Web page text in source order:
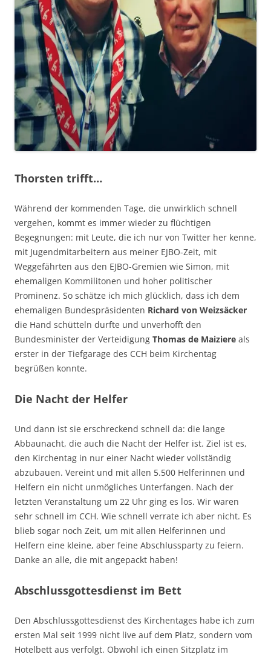
Thorsten trifft…
Während der kommenden Tage, die unwirklich schnell
vergehen, kommt es immer wieder zu flüchtigen
Begegnungen: mit Leute, die ich nur von Twitter her kenne,
mit Jugendmitarbeitern aus meiner EJBO-Zeit, mit
Weggefährten aus den EJBO-Gremien wie Simon, mit
ehemaligen Kommilitonen und hoher politischer
Prominenz. So schätze ich mich glücklich, dass ich dem
ehemaligen Bundespräsidenten Richard von Weizsäcker
die Hand schütteln durfte und unverhofft den
Bundesminister der Verteidigung Thomas de Maiziere als
erster in der Tiefgarage des CCH beim Kirchentag
begrüßen konnte.
Die Nacht der Helfer
Und dann ist sie erschreckend schnell da: die lange
Abbaunacht, die auch die Nacht der Helfer ist. Ziel ist es,
den Kirchentag in nur einer Nacht wieder vollständig
abzubauen. Vereint und mit allen 5.500 Helferinnen und
Helfern ein nicht unmögliches Unterfangen. Nach der
letzten Veranstaltung um 22 Uhr ging es los. Wir waren
sehr schnell im CCH. Wie schnell verrate ich aber nicht. Es
blieb sogar noch Zeit, um mit allen Helferinnen und
Helfern eine kleine, aber feine Abschlussparty zu feiern.
Danke an alle, die mit angepackt haben!
Abschlussgottesdienst im Bett
Den Abschlussgottesdienst des Kirchentages habe ich zum
ersten Mal seit 1999 nicht live auf dem Platz, sondern vom
Hotelbett aus verfolgt. Obwohl ich einen Sitzplatz im